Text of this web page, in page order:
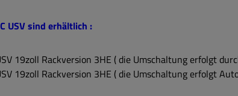
USV sind erhältlich :
19zoll Rackversion 3HE ( die Umschaltung erfolgt
19zoll Rackversion 3HE ( die Umschaltung erfolgt